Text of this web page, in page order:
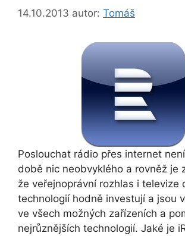
14.10.2013 autor: Tomáš
Poslouchat rádio přes internet
době nic neobvyklého a rovněž je
že veřejnoprávní rozhlas i televize
technologií hodně investují a jsou
ve všech možných zařízeních a
nejrůznějších technologií. Jaké je